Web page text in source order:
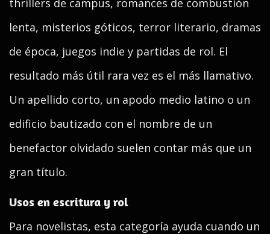
thrillers de campus, romances de combustión
lenta, misterios góticos, terror literario, dramas
de época, juegos indie y partidas de rol. El
resultado más útil rara vez es el más llamativo.
Un apellido corto, un apodo medio latino o un
edificio bautizado con el nombre de un
benefactor olvidado suelen contar más que un
gran título.
Usos en escritura y rol
Para novelistas, esta categoría ayuda cuando un